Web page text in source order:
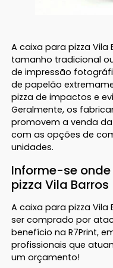
A caixa para pizza
tamanho tradicional
de impressão
de papelão
pizza de impactos e
Geralmente, os
promovem a venda
com as opções de
unidades.
Informe-se
pizza Vila Barros
A caixa para pizza
ser comprado por
benefício na R7Print,
profissionais que
um orçamento!